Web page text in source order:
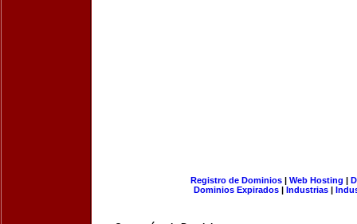
Registro de Dominios| Web Hosting |
Dominios Expirados | Industrias |